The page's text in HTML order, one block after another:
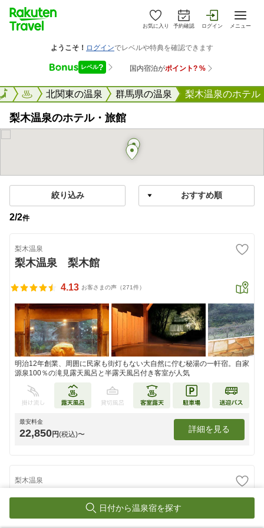
お気に入り 予約確認 ログイン メニュー
楽天トラベル北関東の温泉 群馬県の温泉 梨木温泉のホテル
梨木温泉のホテル・旅館
絞り込み
2/2件
梨木温泉
梨木温泉 梨木館
4.13 お客さまの声（271件）
明治12年創業、周囲に民家も街灯もない大自然に佇む秘湯の一軒宿。自家
源泉100％の滝見露天風呂と半露天風呂付き客室が人気
最安料金
22,850円(税込)〜
詳細を見る
梨木温泉
梨木館 はせを亭
4.75 お客さまの声（8件）
日付から温泉宿を探す